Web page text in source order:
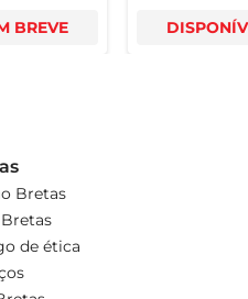
BREVE
Bretas
de ética